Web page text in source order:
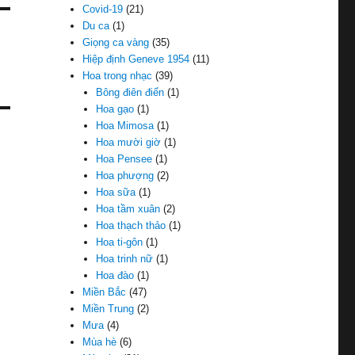
Covid-19 (21)
Du ca(1)
Giọng ca vàng (35)
Hiệp định Geneve 1954 (11)
Hoa trong nhạc (39)
Bông điên điển(1)
Hoa gạo(1)
Hoa Mimosa(1)
Hoa mười giờ(1)
Hoa Pensee(1)
Hoa phượng(2)
Hoa sữa(1)
Hoa tầm xuân(2)
Hoa thạch thảo(1)
Hoa ti-gôn(1)
Hoa trinh nữ(1)
Hoa đào(1)
Miền Bắc (47)
Miền Trung (2)
Mưa(4)
Mùa hè (6)